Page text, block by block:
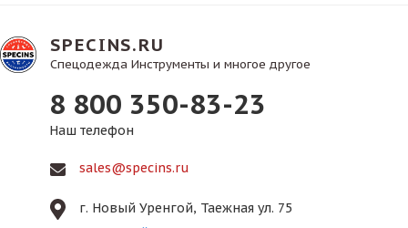
SPECINS.RU
Спецодежда Инструменты и многое другое
8 800 350-83-23
Наш телефон
sales@specins.ru
г. Новый Уренгой, Таежная ул. 75